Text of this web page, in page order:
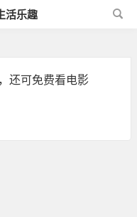
活乐趣
还可免费看电影